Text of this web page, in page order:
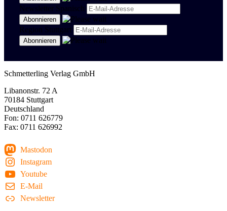
Newsletter Spanisch
Region Stuttgart
Schmetterling Verlag GmbH
Libanonstr. 72 A
70184 Stuttgart
Deutschland
Fon: 0711 626779
Fax: 0711 626992
Mastodon
Instagram
Youtube
E-Mail
Newsletter